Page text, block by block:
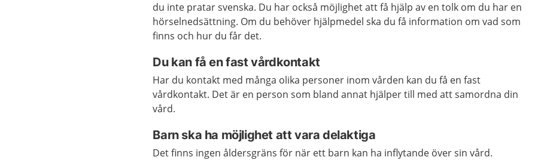
du inte pratar svenska. Du har också möjlighet att få hjälp av en tolk om du har en
hörselnedsättning. Om du behöver hjälpmedel ska du få information om vad som
finns och hur du får det.
Du kan få en fast vårdkontakt
Har du kontakt med många olika personer inom vården kan du få en fast
vårdkontakt. Det är en person som bland annat hjälper till med att samordna din
vård.
Barn ska ha möjlighet att vara delaktiga
Det finns ingen åldersgräns för när ett barn kan ha inflytande över sin vård.